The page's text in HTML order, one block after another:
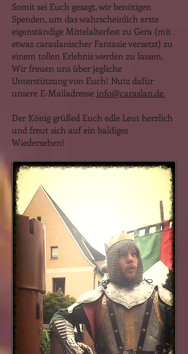
Somit sei Euch gesagt, wir benötigen
Spenden, um das wahrscheinlich erste
eigenständige Mittelalterfest zu Gera (mit
etwas caraslanischer Fantasie versetzt) zu
einem tollen Erlebnis werden zu lassen.
Wir freuen uns über jegliche
Unterstützung von Euch! Nutz dafür
unsere E-Mailadresse info@caraslan.de.
Der König grüßed Euch edle Leut herzlich
und freut sich auf ein baldiges
Wiedersehen!